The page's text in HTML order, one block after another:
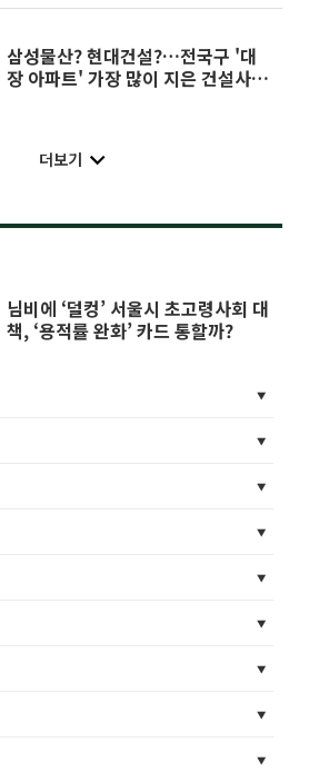
삼성물산? 현대건설?…전국구 '대
장 아파트' 가장 많이 지은 건설사는
더보기
님비에 ‘덜컹’ 서울시 초고령사회 대
책, ‘용적률 완화’ 카드 통할까?